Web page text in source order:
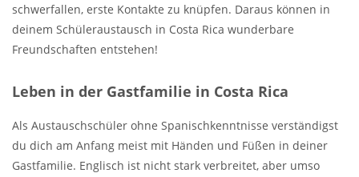
schwerfallen, erste Kontakte zu knüpfen. Daraus können in
deinem Schüleraustausch in Costa Rica wunderbare
Freundschaften entstehen!
Leben in der Gastfamilie in Costa Rica
Als Austauschschüler ohne Spanischkenntnisse verständigst
du dich am Anfang meist mit Händen und Füßen in deiner
Gastfamilie. Englisch ist nicht stark verbreitet, aber umso